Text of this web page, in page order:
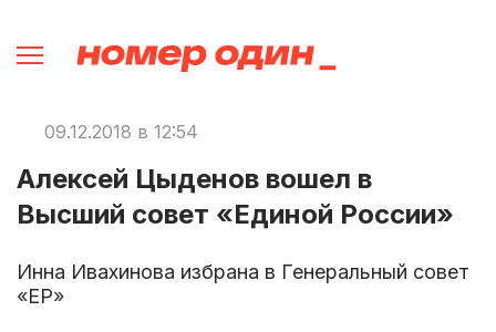
09.12.2018 в 12:54
Алексей Цыденов вошел в
Высший совет «Единой России»
Инна Ивахинова избрана в Генеральный совет
«ЕР»